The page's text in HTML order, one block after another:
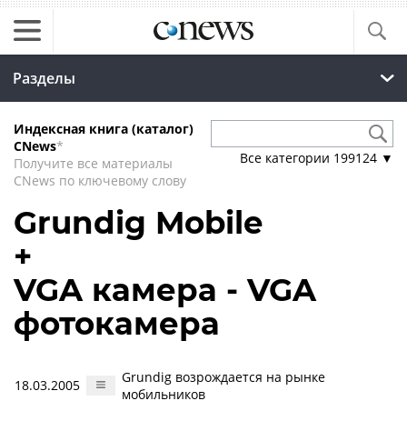
Разделы
Индексная книга (каталог)
CNews*
Получите все материалы
CNews по ключевому слову
Все категории 199124 ▼
Grundig Mobile
+
VGA камера - VGA
фотокамера
18.03.2005
Grundig возрождается на рынке
мобильников